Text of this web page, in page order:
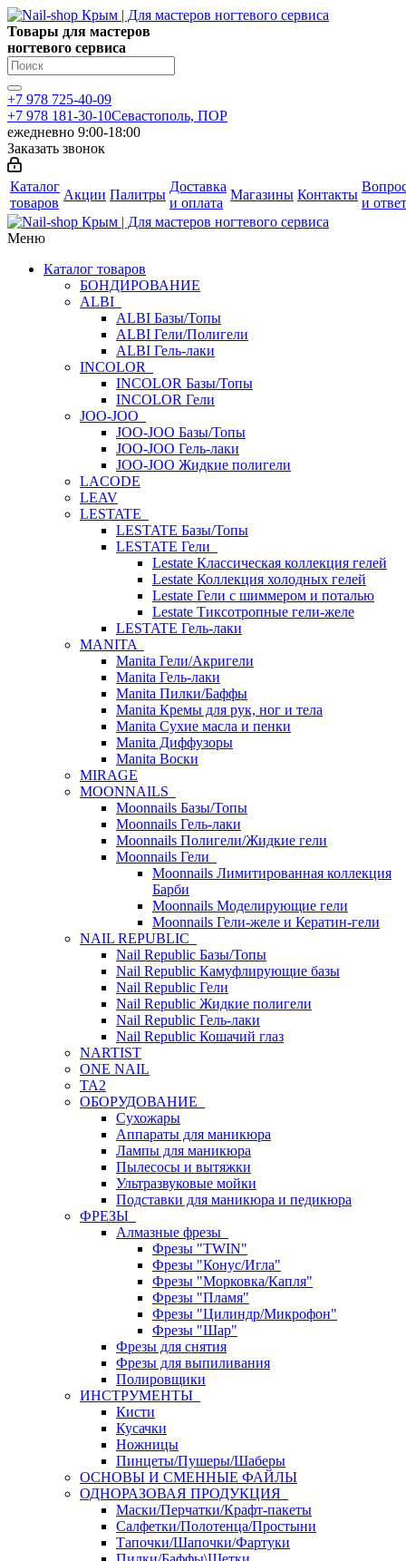
Товары для мастеров
ногтевого сервиса
+7 978 725-40-09
+7 978 181-30-10Севастополь, ПОР
ежедневно 9:00-18:00
Заказать звонок
Каталог
товаров
Акции Палитры
Доставка
и оплата
Магазины Контакты
и
Меню
Каталог товаров
БОНДИРОВАНИЕ
ALBI
ALBI Базы/Топы
ALBI Гели/Полигели
ALBI Гель-лаки
INCOLOR
INCOLOR Базы/Топы
INCOLOR Гели
JOO-JOO
JOO-JOO Базы/Топы
JOO-JOO Гель-лаки
JOO-JOO Жидкие полигели
LACODE
LEAV
LESTATE
LESTATE Базы/Топы
LESTATE Гели
Lestate Классическая коллекция гелей
Lestate Коллекция холодных гелей
Lestate Гели с шиммером и поталью
Lestate Тиксотропные гели-желе
LESTATE Гель-лаки
MANITA
Manita Гели/Акригели
Manita Гель-лаки
Manita Пилки/Баффы
Manita Кремы для рук, ног и тела
Manita Сухие масла и пенки
Manita Диффузоры
Manita Воски
MIRAGE
MOONNAILS
Moonnails Базы/Топы
Moonnails Гель-лаки
Moonnails Полигели/Жидкие гели
Moonnails Гели
Moonnails Лимитированная коллекция
Барби
Moonnails Моделирующие гели
Moonnails Гели-желе и Кератин-гели
NAIL REPUBLIC
Nail Republic Базы/Топы
Nail Republic Камуфлирующие базы
Nail Republic Гели
Nail Republic Жидкие полигели
Nail Republic Гель-лаки
Nail Republic Кошачий глаз
NARTIST
ONE NAIL
TA2
ОБОРУДОВАНИЕ
Сухожары
Аппараты для маникюра
Лампы для маникюра
Пылесосы и вытяжки
Ультразвуковые мойки
Подставки для маникюра и педикюра
ФРЕЗЫ
Алмазные фрезы
Фрезы "TWIN"
Фрезы "Конус/Игла"
Фрезы "Морковка/Капля"
Фрезы "Пламя"
Фрезы "Цилиндр/Микрофон"
Фрезы "Шар"
Фрезы для снятия
Фрезы для выпиливания
Полировщики
ИНСТРУМЕНТЫ
Кисти
Кусачки
Ножницы
Пинцеты/Пушеры/Шаберы
ОСНОВЫ И СМЕННЫЕ ФАЙЛЫ
ОДНОРАЗОВАЯ ПРОДУКЦИЯ
Маски/Перчатки/Крафт-пакеты
Салфетки/Полотенца/Простыни
Тапочки/Шапочки/Фартуки